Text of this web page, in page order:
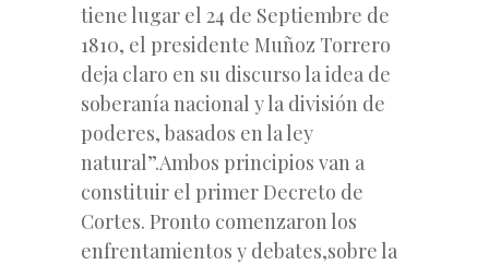
tiene lugar el 24 de Septiembre de
1810, el presidente Muñoz Torrero
deja claro en su discurso la idea de
soberanía nacional y la división de
poderes, basados en la ley
natural”.Ambos principios van a
constituir el primer Decreto de
Cortes. Pronto comenzaron los
enfrentamientos y debates,sobre la